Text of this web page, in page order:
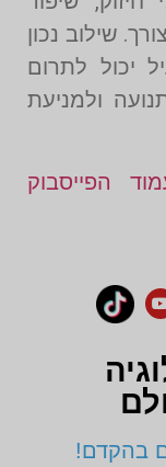
שילוב נכון
יכול לתרום
ולמניעת
הפייסבוק
בהקדם!